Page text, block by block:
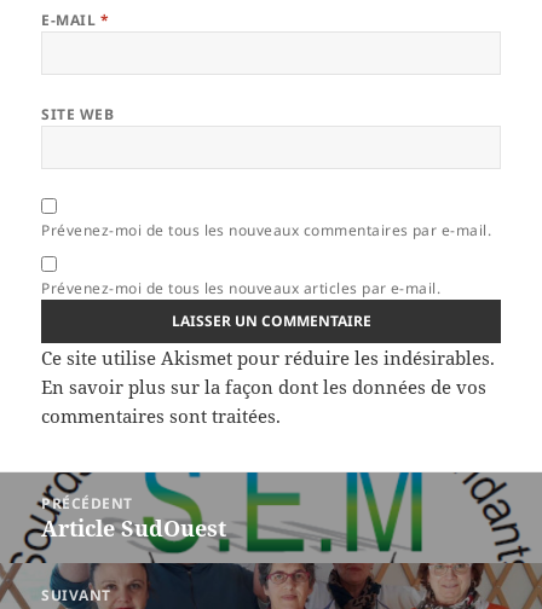
E-MAIL *
SITE WEB
Prévenez-moi de tous les nouveaux commentaires par e-mail.
Prévenez-moi de tous les nouveaux articles par e-mail.
Ce site utilise Akismet pour réduire les indésirables.
En savoir plus sur la façon dont les données de vos
commentaires sont traitées.
Navigation
l’article
PRÉCÉDENT
Article
précédent :
Article SudOuest
SUIVANT